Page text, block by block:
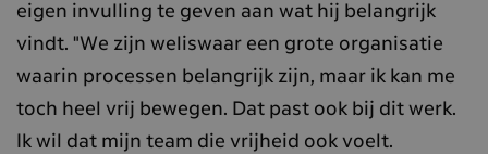
eigen invulling te geven aan wat hij belangrijk
vindt. "We zijn weliswaar een grote organisatie
waarin processen belangrijk zijn, maar ik kan me
toch heel vrij bewegen. Dat past ook bij dit werk.
Ik wil dat mijn team die vrijheid ook voelt.